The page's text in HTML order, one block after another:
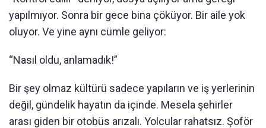
yapılmıyor. Sonra bir gece bina çöküyor. Bir aile yok
oluyor. Ve yine aynı cümle geliyor:
“Nasıl oldu, anlamadık!”
Bir şey olmaz kültürü sadece yapıların ve iş yerlerinin
değil, gündelik hayatın da içinde. Mesela şehirler
arası giden bir otobüs arızalı. Yolcular rahatsız. Şoför